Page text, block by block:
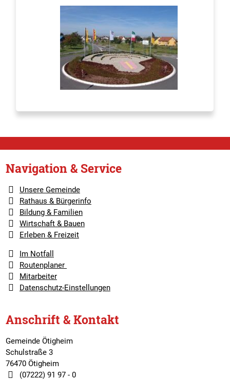
Navigation & Service
Unsere Gemeinde
Rathaus & Bürgerinfo
Bildung & Familien
Wirtschaft & Bauen
Erleben & Freizeit
Im Notfall
Routenplaner
Mitarbeiter
Datenschutz-Einstellungen
Anschrift & Kontakt
Gemeinde Ötigheim
Schulstraße 3
76470 Ötigheim
(07222) 91 97 - 0